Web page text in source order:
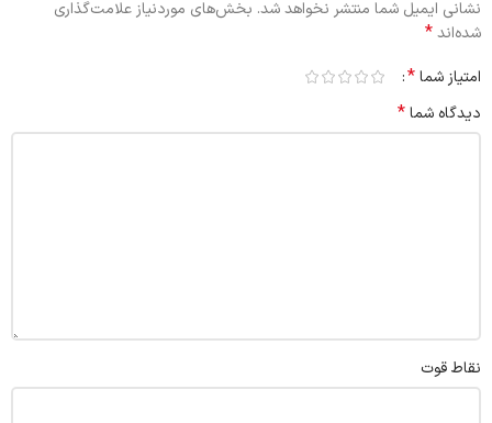
نشانی ایمیل شما منتشر نخواهد شد. بخش‌های موردنیاز علامت‌گذاری
شده‌اند*
امتیاز شما*
دیدگاه شما*
نقاط قوت